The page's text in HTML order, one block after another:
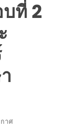
ที่ 2
าศ